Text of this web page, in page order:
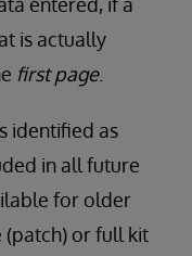
is actually
first page.
identified as
in all future
for older
(patch) or full kit